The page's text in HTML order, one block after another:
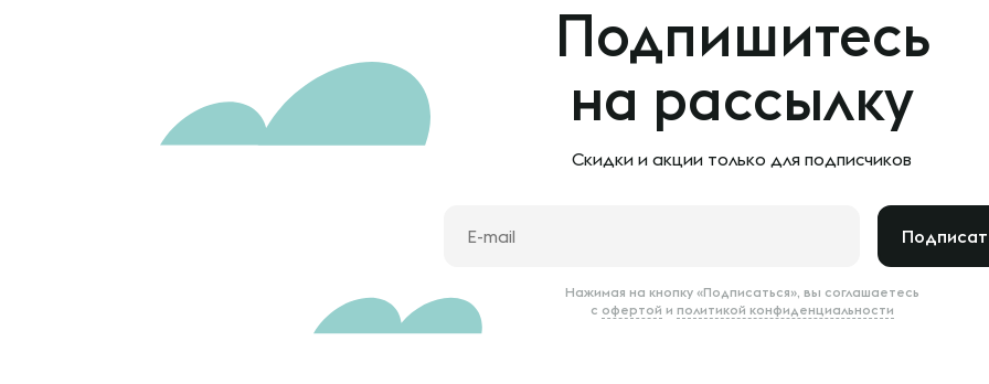
Подпишитесь
на рассылку
Скидки и акции только для подписчиков
Нажимая на кнопку «Подписаться», вы соглашаетесь
с офертой и политикой конфиденциальности